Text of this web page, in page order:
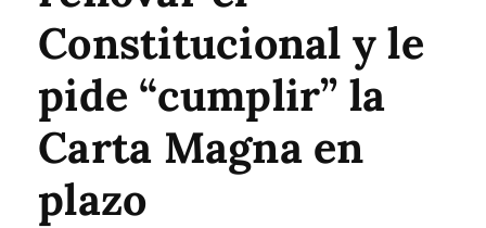
Constitucional y le
pide “cumplir” la
Carta Magna en
plazo